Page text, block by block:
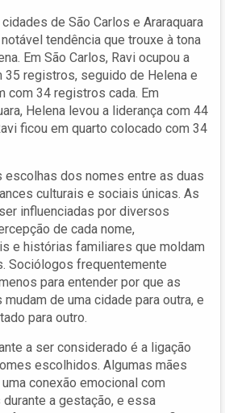
de São Carlos e Araraquara
tendência que trouxe à tona
Em São Carlos, Ravi ocupou a
35 registros, seguido de Helena e
com 34 registros cada. Em
Helena levou a liderança com 44
ficou em quarto colocado com 34
escolhas dos nomes entre as duas
culturais e sociais únicas. As
influenciadas por diversos
de cada nome,
e histórias familiares que moldam
Sociólogos frequentemente
para entender por que as
de uma cidade para outra, e
para outro.
a ser considerado é a ligação
escolhidos. Algumas mães
conexão emocional com
a gestação, e essa